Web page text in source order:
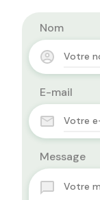
Nom
E-mail
Message